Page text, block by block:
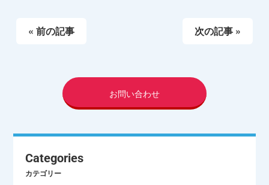
« 前の記事 次の記事 »
お問い合わせ
Categories
カテゴリー